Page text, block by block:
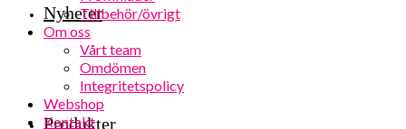
Nyheter
Produkter
Tillbehör/övrigt
Om oss
Vårt team
Omdömen
Integritetspolicy
Webshop
Kontakt